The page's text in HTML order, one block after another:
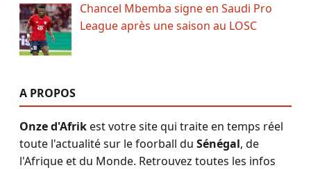
Chancel Mbemba signe en Saudi Pro
League après une saison au LOSC
A PROPOS
Onze d'Afrikest votre site qui traite en temps réel
toute l'actualité sur le foorball du Sénégal, de
l'Afrique et du Monde. Retrouvez toutes les infos